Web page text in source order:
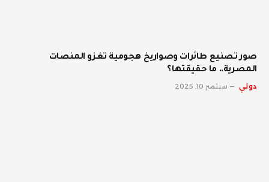
صور تصنيع طائرات وصواريخ هجومية تغزو المنصات
المصرية.. ما حقيقتها؟
دولي سبتمبر 10, 2025